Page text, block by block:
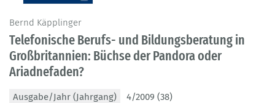
Bernd Käpplinger
Telefonische Berufs- und Bildungsberatung in
Großbritannien: Büchse der Pandora oder
Ariadnefaden?
Ausgabe/Jahr (Jahrgang)
4/2009 (38)